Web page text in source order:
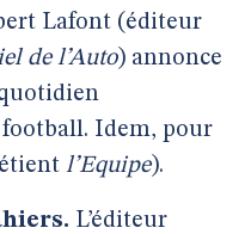
Lafont (éditeur
de l’Auto) annonce
Idem, pour
l’Equipe).
L’éditeur